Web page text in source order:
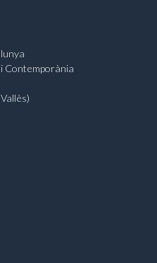
Contemporània